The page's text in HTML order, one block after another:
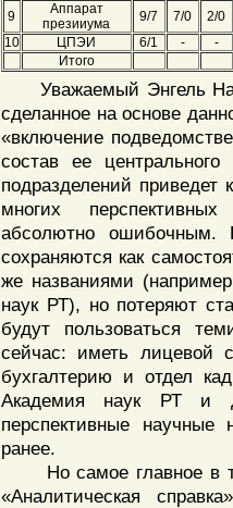
9
Аппарат
презииума
9/7 7/0
2/0
10
ЦПЭИ 6/1 -
-
Итого
Уважаемый Энгель
сделанное на основе
«включение
состав ее
подразделений
многих
абсолютно
сохраняются как
же названиями
наук РТ), но потеряют
будут пользоваться
сейчас: иметь лицевой
бухгалтерию и отдел
Академия наук РТ и
перспективные
ранее.
Но самое главное в
«Аналитическая